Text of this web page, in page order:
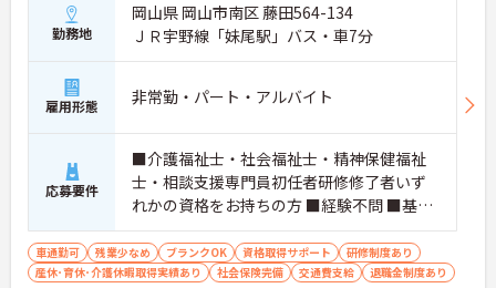
勤務地
岡山県 岡山市南区 藤田564-134
ＪＲ宇野線「妹尾駅」バス・車7分
雇用形態 非常勤・パート・アルバイト
応募要件
■介護福祉士・社会福祉士・精神保健福祉
士・相談支援専門員初任者研修修了者いず
れかの資格をお持ちの方 ■経験不問 ■基本
的なWord・Excel操作及びスマートフォン
操作ができる方 ■普通自動車運転免許（AT
限定可）
車通勤可 残業少なめ ブランクOK 資格取得サポート
研修制度あり
産休･育休･介護休暇取得実績あり
社会保険完備 交通費支給 退職金制度あり